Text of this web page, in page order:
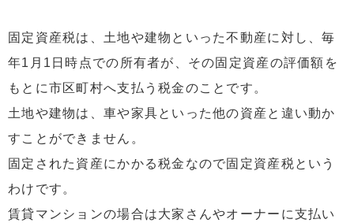
固定資産税は、土地や建物といった不動産に対し、毎
年1月1日時点での所有者が、その固定資産の評価額を
もとに市区町村へ支払う税金のことです。
土地や建物は、車や家具といった他の資産と違い動か
すことができません。
固定された資産にかかる税金なので固定資産税という
わけです。
賃貸マンションの場合は大家さんやオーナーに支払い